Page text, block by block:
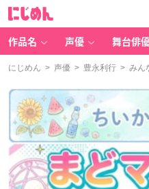
作品名 声優 舞台俳
にじめん > 声優 > 豊永利行 > みん